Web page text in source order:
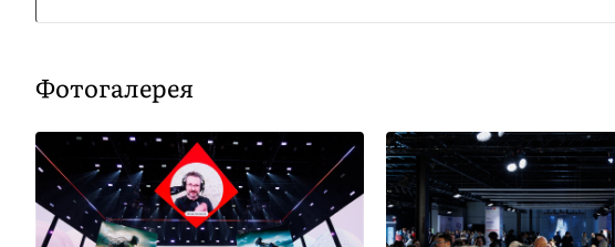
Фотогалерея